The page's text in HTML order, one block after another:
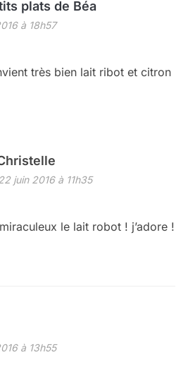
plats de Béa
à 18h57
très bien lait ribot et citron
22 juin 2016 à 11h35
le lait robot ! j’adore !
à 13h55